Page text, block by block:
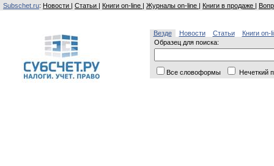
Subschet.ru: Новости | Статьи | Книги on-line | Журналы on-line | Книги в продаже |
Везде Новости Статьи
Книги on-
Образец для поиска:
Все словоформы Нечеткий